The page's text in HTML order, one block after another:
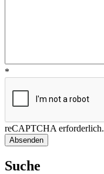
*
reCAPTCHA erforderlich.
Absenden
Suche